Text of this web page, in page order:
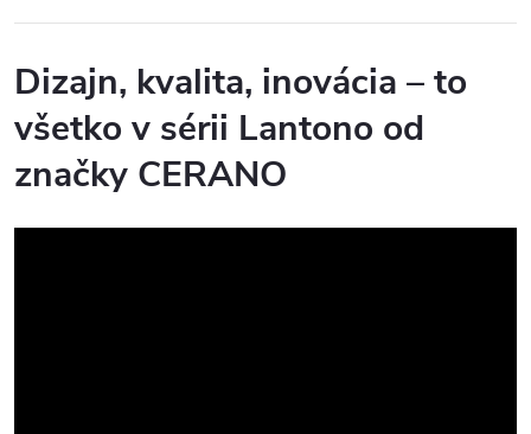
Dizajn, kvalita, inovácia – to
všetko v sérii Lantono od
značky CERANO